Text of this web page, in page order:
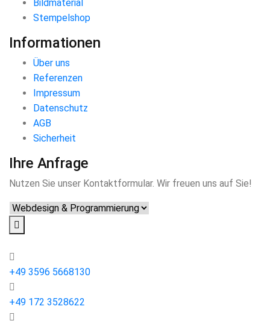
Bildmaterial
Stempelshop
Informationen
Über uns
Referenzen
Impressum
Datenschutz
AGB
Sicherheit
Ihre Anfrage
Nutzen Sie unser Kontaktformular. Wir freuen uns auf Sie!
+49 3596 5668130
+49 172 3528622